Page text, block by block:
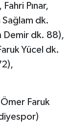
Pınar,
Sağlam dk.
Demir dk. 88),
Yücel dk.
Faruk